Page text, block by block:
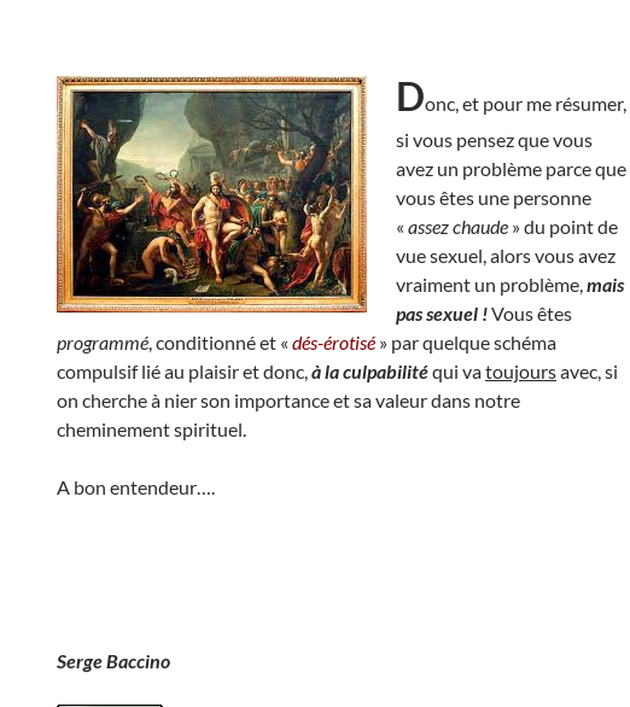
Donc, et pour me résumer,
si vous pensez que vous
avez un problème parce que
vous êtes une personne
« assez chaude » du point de
vue sexuel, alors vous avez
vraiment un problème,mais
pas sexuel !Vous êtes
programmé, conditionné et « dés-érotisé » par quelque schéma
compulsif lié au plaisir et donc,à la culpabilitéqui vatoujoursavec, si
on cherche à nier son importance et sa valeur dans notre
cheminement spirituel.
A bon entendeur….
Serge Baccino